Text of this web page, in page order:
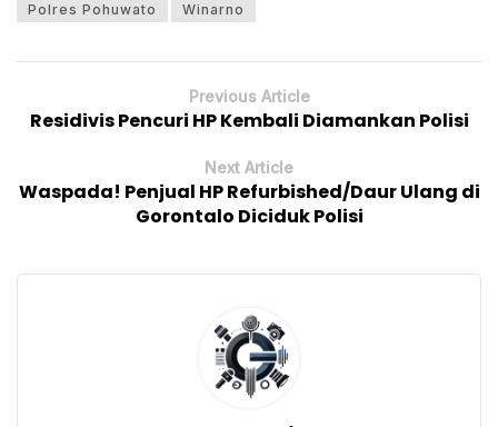
Polres Pohuwato
Winarno
Previous Article
Residivis Pencuri HP Kembali Diamankan Polisi
Next Article
Waspada! Penjual HP Refurbished/Daur Ulang di
Gorontalo Diciduk Polisi